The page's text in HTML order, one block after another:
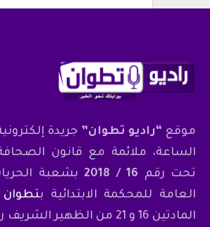
موقع “راديو تطوان” جريدة
الساعة، ملائمة مع قانون
تحت رقم 16 / 2018
بشعبة
العامة للمحكمة الابتدائية بتطوان